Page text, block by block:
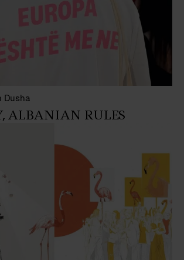
Dusha
ALBANIAN RULES